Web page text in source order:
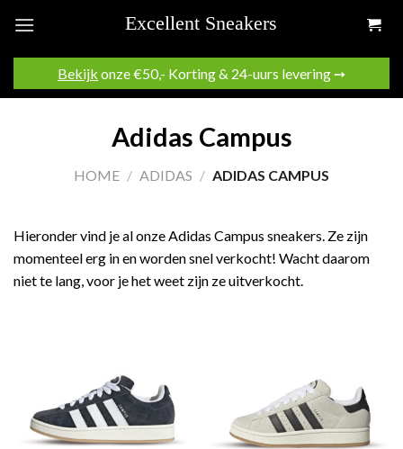
content
Bekijk onze €50,- Korting & 24-uurs levering ➙
Adidas Campus
HOME / ADIDAS / ADIDAS CAMPUS
Hieronder vind je al onze Adidas Campus sneakers. Ze zijn
momenteel erg in en worden snel verkocht! Wacht daarom
niet te lang, voor je het weet zijn ze uitverkocht.